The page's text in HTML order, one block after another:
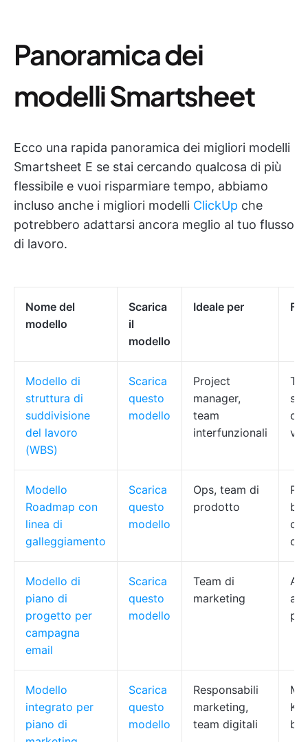
Panoramica dei
modelli Smartsheet
Ecco una rapida panoramica dei migliori modelli
Smartsheet E se stai cercando qualcosa di più
flessibile e vuoi risparmiare tempo, abbiamo
incluso anche i migliori modelli ClickUp che
potrebbero adattarsi ancora meglio al tuo flusso
di lavoro.
Nome del
modello
Scarica
il
modello
Ideale per
Modello di
struttura di
suddivisione
del lavoro
(WBS)
Scarica
questo
modello
Project
manager,
team
interfunzionali
Modello
Roadmap con
linea di
galleggiamento
Scarica
questo
modello
Ops, team di
prodotto
Modello di
piano di
progetto per
campagna
email
Scarica
questo
modello
Team di
marketing
Modello
integrato per
piano di
Scarica
questo
modello
Responsabili
marketing,
team digitali